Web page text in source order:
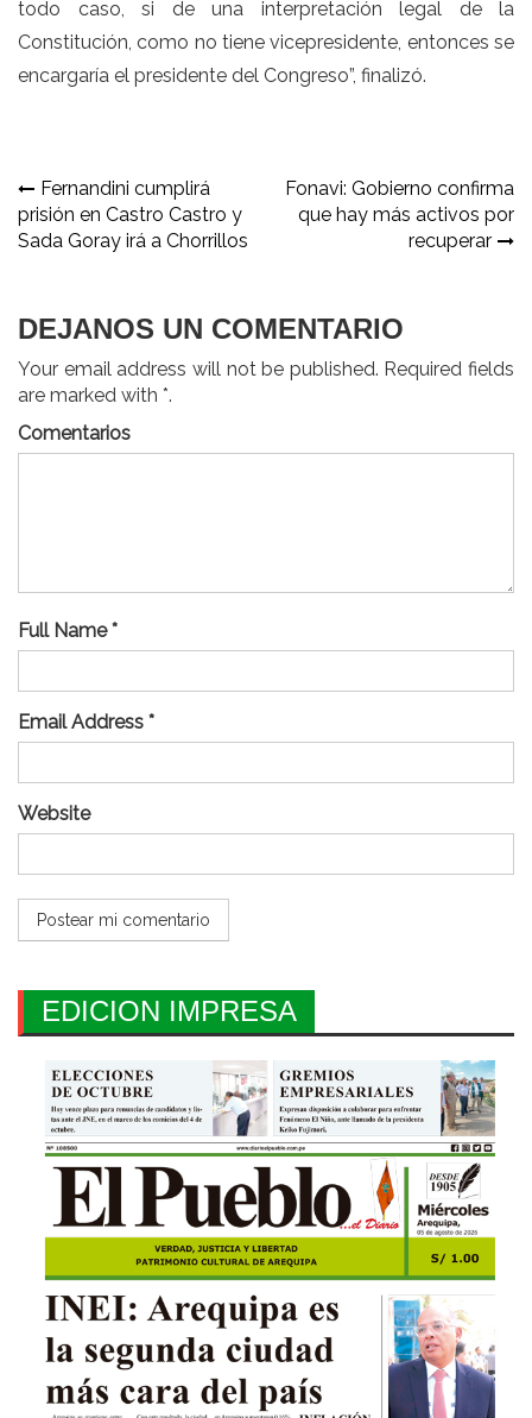
todo caso, si de una interpretación legal de la
Constitución, como no tiene vicepresidente, entonces se
encargaría el presidente del Congreso”, finalizó.
Navegación
de
Fernandini cumplirá
prisión en Castro Castro y
Sada Goray irá a Chorrillos
Fonavi: Gobierno confirma
que hay más activos por
recuperar
DEJANOS UN COMENTARIO
Your email address will not be published. Required fields
are marked with *.
Comentarios
Full Name *
Email Address *
Website
EDICION IMPRESA